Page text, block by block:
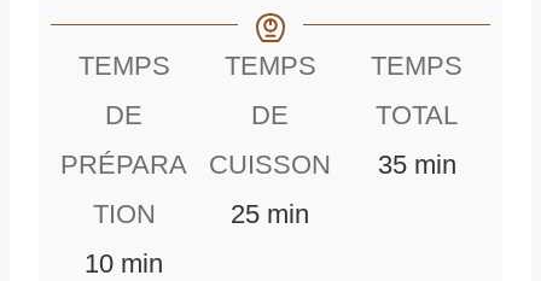
TEMPS
DE
PRÉPARA
TION
10mmin
TEMPS
DE
CUISSON
25mmin
TEMPS
TOTAL
35mmin